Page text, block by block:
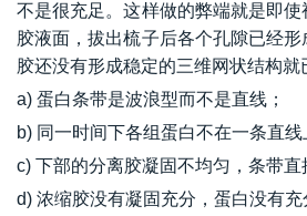
不是很充足。这样做的弊端就是即
胶液面，拔出梳子后各个孔隙已经
胶还没有形成稳定的三维网状结构就
a) 蛋白条带是波浪型而不是直线；
b) 同一时间下各组蛋白不在一条直线
c) 下部的分离胶凝固不均匀，条带直
d) 浓缩胶没有凝固充分，蛋白没有